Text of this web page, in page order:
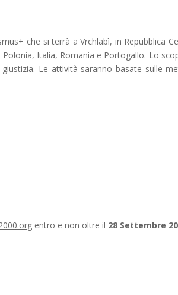
che si terrà a Vrchlabì, in Repubblica
Italia, Romania e Portogallo. Lo
Le attività saranno basate sulle
entro e non oltre il 28 Settembre